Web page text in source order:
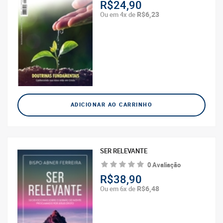
R$24,90
Ou em 4x de R$6,23
ADICIONAR AO CARRINHO
SER RELEVANTE
0 Avaliação
R$38,90
Ou em 6x de R$6,48